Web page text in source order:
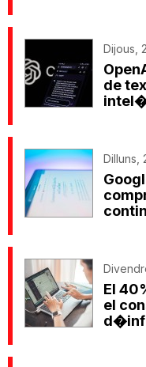
Dijous,
de
Dilluns,
El
el